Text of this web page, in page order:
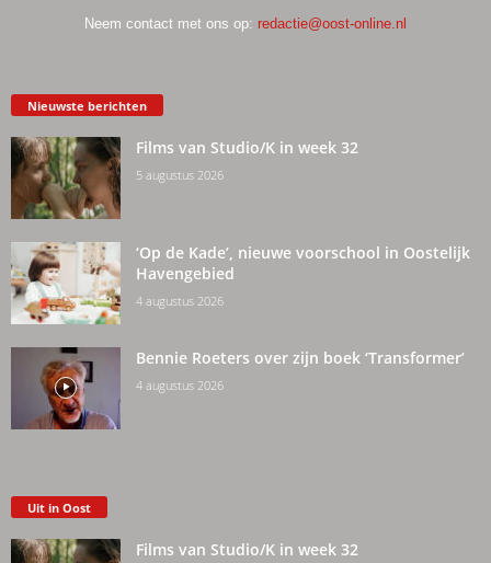
Neem contact met ons op: redactie@oost-online.nl
Nieuwste berichten
Films van Studio/K in week 32
5 augustus 2026
‘Op de Kade’, nieuwe voorschool in Oostelijk
Havengebied
4 augustus 2026
Bennie Roeters over zijn boek ‘Transformer’
4 augustus 2026
Uit in Oost
Films van Studio/K in week 32